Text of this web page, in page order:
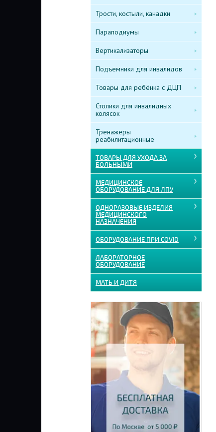
Трости, костыли, канадки
Параподиумы
Вертикализаторы
Подъемники для инвалидов
Товары для ребёнка с ДЦП
Столики для инвалидных
колясок
Тренажеры
реабилитационные
ТОВАРЫ ДЛЯ УХОДА ЗА
БОЛЬНЫМИ
МЕДИЦИНСКОЕ
ОБОРУДОВАНИЕ ДЛЯ ЛПУ
ОДНОРАЗОВЫЕ ИЗДЕЛИЯ
МЕДИЦИНСКОГО
НАЗНАЧЕНИЯ
ОБОРУДОВАНИЕ ПРИ COVID
ЛАБОРАТОРНОЕ
ОБОРУДОВАНИЕ
МАТЬ И ДИТЯ